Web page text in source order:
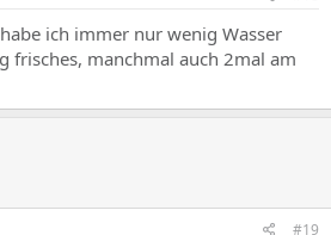
ich immer nur wenig Wasser
frisches, manchmal auch 2mal am
#19